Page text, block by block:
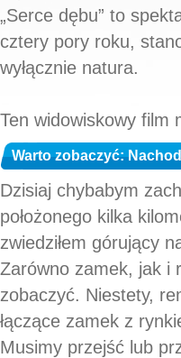
„Serce dębu” to
cztery pory roku,
wyłącznie natura.
Ten widowiskowy film
Warto zobaczyć: Nachod
Dzisiaj chybabym
położonego kilka
zwiedziłem górujący
Zarówno zamek, jak i
zobaczyć. Niestety,
łączące zamek z
Musimy przejść lub